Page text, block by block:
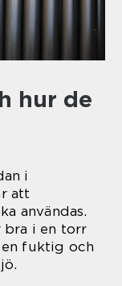
hur de
i
att
användas.
bra i en torr
fuktig och